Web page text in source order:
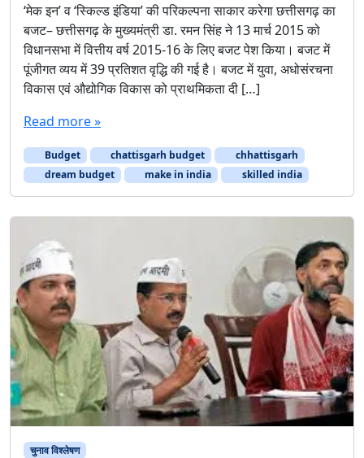
‘मेक इन’ व ‘स्किल्ड इंडिया’ की परिकल्पना साकार करेगा छत्तीसगढ़ का
बजट– छत्तीसगढ़ के मुख्यमंत्री डा. रमन सिंह ने 13 मार्च 2015 को
विधानसभा में वित्तीय वर्ष 2015-16 के लिए बजट पेश किया। बजट में
पूंजीगत व्यय में 39 प्रतिशत वृद्धि की गई है। बजट में युवा, अधोसंरचना
विकास एवं औद्योगिक विकास को प्राथमिकता दी […]
Read more »
Budget chattisgarh budget
chhattisgarh
dream budget
make in india skilled india
चुनाव विश्‍लेषण